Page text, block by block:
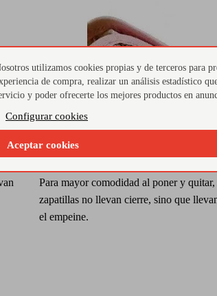
Sin cordones
Para mayor comodidad al poner y quitar,
zapatillas no llevan cierre, sino que
el empeine.
utilizamos cookies propias y de terceros para
de compra, realizar un análisis estadístico
y poder ofrecerte los mejores productos en
Configurar cookies
Aceptar cookies